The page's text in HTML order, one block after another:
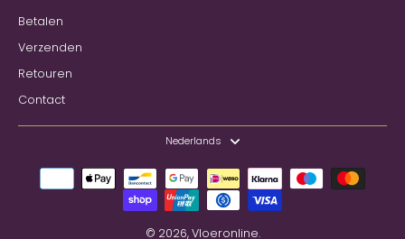
Betalen
Verzenden
Retouren
Contact
Nederlands
© 2026, Vloeronline.